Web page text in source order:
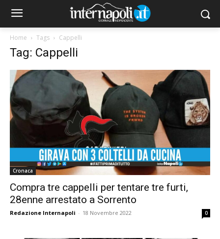
Home Tags Cappelli
Tag: Cappelli
Cronaca
Compra tre cappelli per tentare tre furti,
28enne arrestato a Sorrento
Redazione Internapoli - 18 Novembre 2022 0